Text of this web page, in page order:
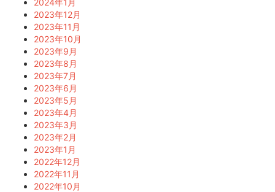
2023年12月
2023年11月
2023年10月
2023年9月
2023年8月
2023年7月
2023年6月
2023年5月
2023年4月
2023年3月
2023年2月
2023年1月
2022年12月
2022年11月
2022年10月